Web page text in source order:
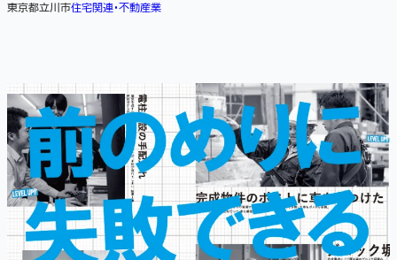
東京都立川市住宅関連・不動産業